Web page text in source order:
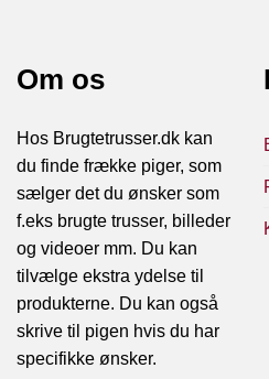
Om os
Hos Brugtetrusser.dk kan
du finde frække piger, som
sælger det du ønsker som
f.eks brugte trusser, billeder
og videoer mm. Du kan
tilvælge ekstra ydelse til
produkterne. Du kan også
skrive til pigen hvis du har
specifikke ønsker.